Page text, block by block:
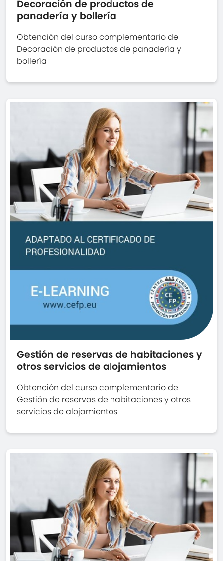
Decoración de productos de
panadería y bollería
Obtención del curso complementario de
Decoración de productos de panadería y
bollería
Gestión de reservas de habitaciones y
otros servicios de alojamientos
Obtención del curso complementario de
Gestión de reservas de habitaciones y otros
servicios de alojamientos